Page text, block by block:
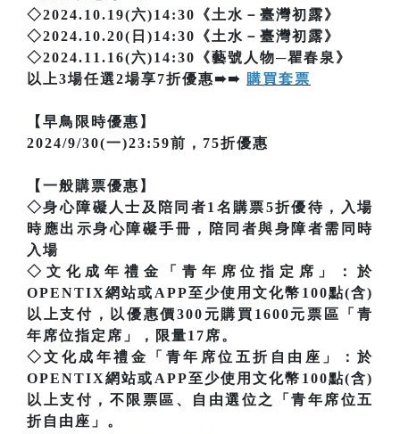
◇2024.10.19(六)14:30《土水－臺灣初露》
◇2024.10.20(日)14:30《土水－臺灣初露》
◇2024.11.16(六)14:30《藝號人物─瞿春泉》
以上3場任選2場享7折優惠➠➠ 購買套票
【早鳥限時優惠】
2024/9/30(一)23:59前，75折優惠
【一般購票優惠】
◇身心障礙人士及陪同者1名購票5折優待，入場
時應出示身心障礙手冊，陪同者與身障者需同時
入場
◇文化成年禮金「青年席位指定席」：於
OPENTIX網站或APP至少使用文化幣100點(含)
以上支付，以優惠價300元購買1600元票區「青
年席位指定席」，限量17席。
◇文化成年禮金「青年席位五折自由座」：於
OPENTIX網站或APP至少使用文化幣100點(含)
以上支付，不限票區、自由選位之「青年席位五
折自由座」。